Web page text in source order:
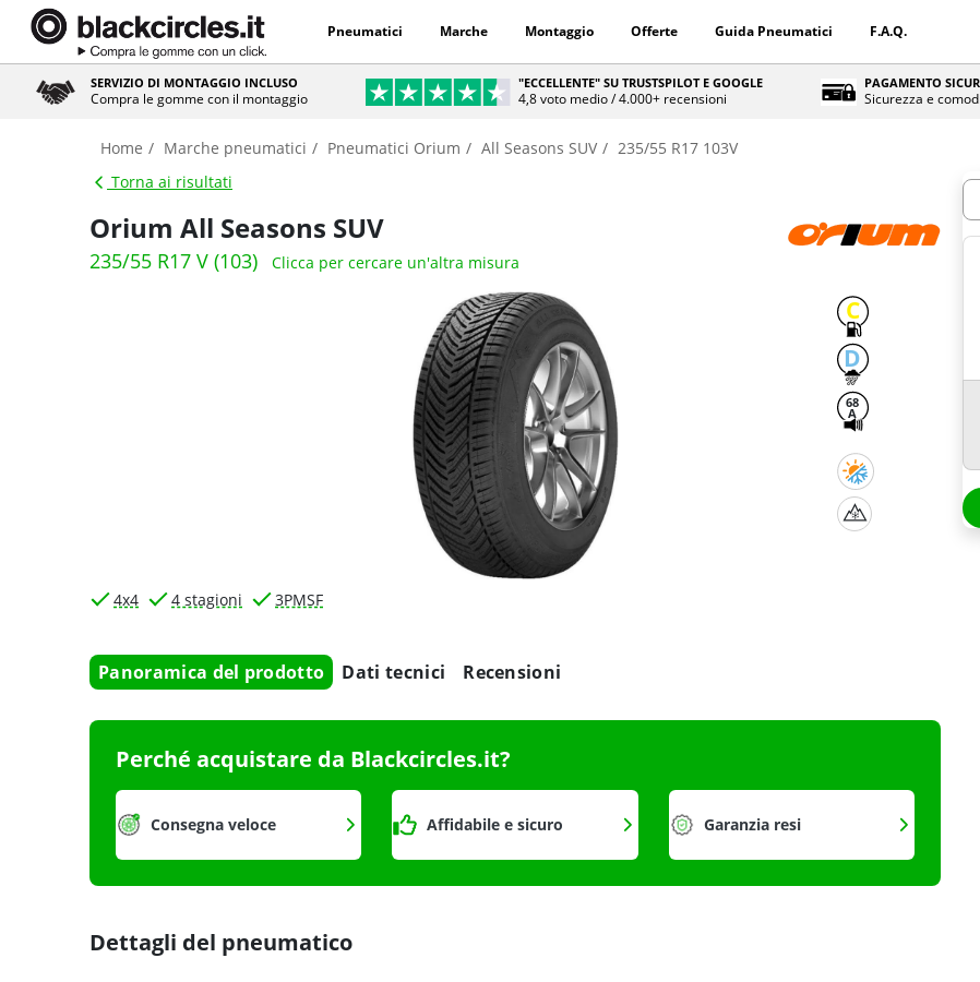
Pneumatici Marche Montaggio Offerte Guida Pneumatici F.A.Q.
SERVIZIO DI MONTAGGIO INCLUSO
Compra le gomme con il montaggio
"ECCELLENTE" SU TRUSTSPILOT E GOOGLE
4,8 voto medio / 4.000+ recensioni
PAGAMENTO
Sicurezza e
Home Marche pneumatici Pneumatici Orium All Seasons SUV
235/55 R17 103V
Torna ai risultati
Orium All Seasons SUV
235/55 R17 V (103) Clicca per cercare un'altra misura
C
D
68
A
4x4 4 stagioni 3PMSF
Panoramica del prodotto Dati tecnici Recensioni
Perché acquistare da Blackcircles.it?
Consegna veloce Affidabile e sicuro Garanzia resi
Dettagli del pneumatico